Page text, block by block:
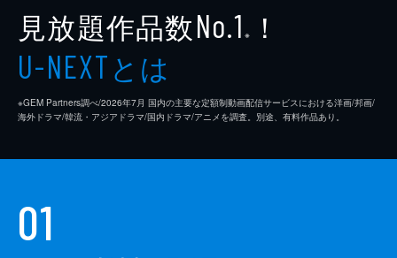
見放題作品数No.1 ※ ！
U-NEXTとは
※GEM Partners調べ/2026年7⽉ 国内の主要な定額制動画配信サービスにおける洋画/邦画/
海外ドラマ/韓流・アジアドラマ/国内ドラマ/アニメを調査。別途、有料作品あり。
01